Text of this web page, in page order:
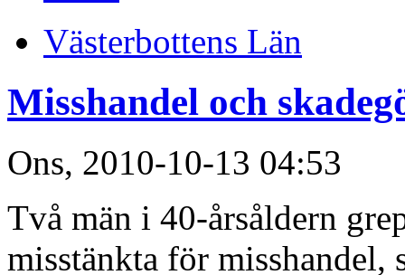
Västerbottens Län
Misshandel och
Ons, 2010-10-13 04:53
Två män i 40-årsåldern
misstänkta för misshandel,